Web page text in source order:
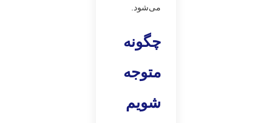
می‌شود.
چگونه
متوجه
شویم